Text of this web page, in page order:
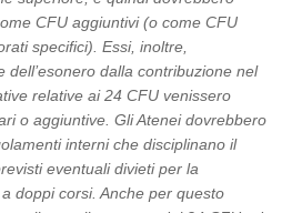
CFU aggiuntivi (o come CFU
specifici). Essi, inoltre,
dalla contribuzione nel
relative ai 24 CFU venissero
o aggiuntive. Gli Atenei dovrebbero
interni che disciplinano il
eventuali divieti per la
doppi corsi. Anche per questo